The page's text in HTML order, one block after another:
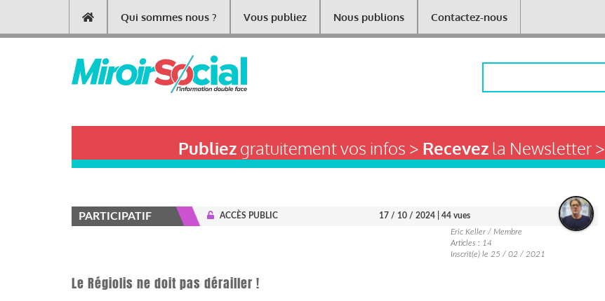
contenu
Main
navigation
Qui sommes nous ? Vous publiez Nous publions Contactez-nous
Publiezgratuitement vos infos > Recevezla Newsletter >
PARTICIPATIF ACCÈS PUBLIC 17 / 10 / 2024
| 44 vues
Eric Keller / Membre
Articles : 14
Inscrit(e) le 25 / 02 / 2021
Le Régiolis ne doit pas dérailler !